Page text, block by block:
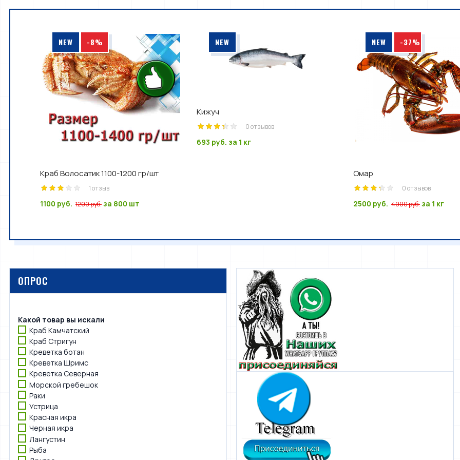
NEW -8%
Краб Волосатик 1100-1200 гр/шт
1 отзыв
1100 руб. 1200 руб.за 800 шт
NEW
Кижуч
0 отзывов
693 руб. за 1 кг
NEW -37%
Омар
0 отзывов
2500 руб. 4000 руб.за 1 кг
ОПРОС
Какой товар вы искали
Краб Камчатский
Краб Стригун
Креветка ботан
Креветка Шримс
Креветка Северная
Морской гребешок
Раки
Устрица
Красная икра
Черная икра
Лангустин
Рыба